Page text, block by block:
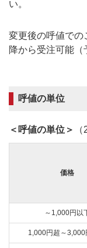
い。
変更後の呼値での
降から受注可能（
呼値の単位
＜呼値の単位＞
価格
～1,000円以
1,000円超～3,000